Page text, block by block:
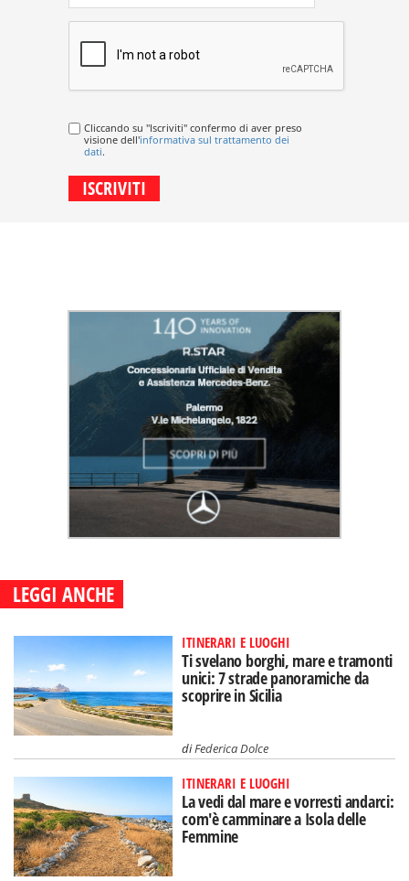
Cliccando su "Iscriviti" confermo di aver preso
visione dell'informativa sul trattamento dei
dati.
LEGGI ANCHE
ITINERARI E LUOGHI
Ti svelano borghi, mare e tramonti
unici: 7 strade panoramiche da
scoprire in Sicilia
diFederica Dolce
ITINERARI E LUOGHI
La vedi dal mare e vorresti andarci:
com'è camminare a Isola delle
Femmine